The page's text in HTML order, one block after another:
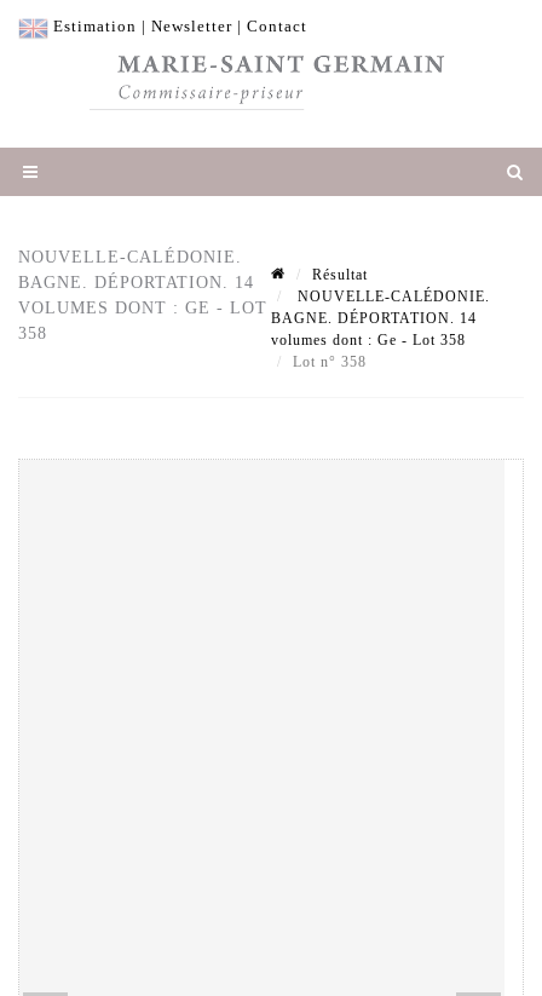
Estimation | Newsletter | Contact
NOUVELLE-CALÉDONIE.
BAGNE. DÉPORTATION. 14
VOLUMES DONT : GE - LOT
358
Résultat
NOUVELLE-CALÉDONIE.
BAGNE. DÉPORTATION. 14
volumes dont : Ge - Lot 358
Lot n° 358